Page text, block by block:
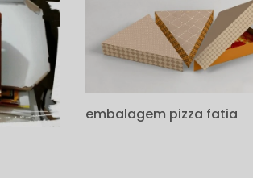
embalagem pizza fatia